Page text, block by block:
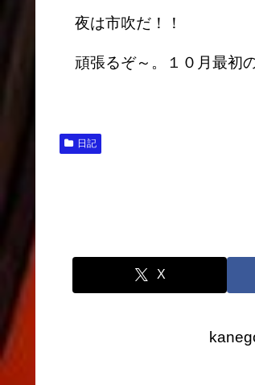
夜は市吹だ！！
頑張るぞ～。１０月最初
日記
X